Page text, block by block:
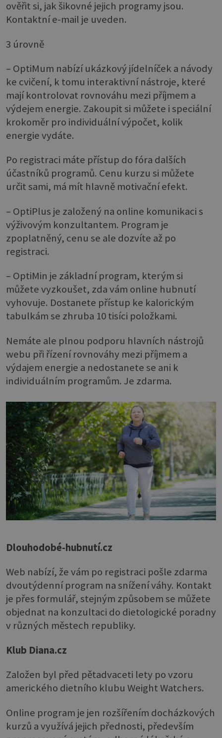
ověřit si, jak šikovné jejich programy jsou.
Kontaktní e-mail je uveden.
3 úrovně
– OptiMum nabízí ukázkový jídelníček a návody
ke cvičení, k tomu interaktivní nástroje, které
mají kontrolovat rovnováhu mezi příjmem a
výdejem energie. Zakoupit si můžete i speciální
krokoměr pro individuální výpočet, kolik
energie vydáte.
Po registraci máte přístup do fóra dalších
účastníků programů. Cenu kurzu si můžete
určit sami, má mít hlavně motivační efekt.
– OptiPlus je založený na online komunikaci s
výživovým konzultantem. Program je
zpoplatněný, cenu se ale dozvíte až po
registraci.
– OptiMin je základní program, kterým si
můžete vyzkoušet, zda vám online hubnutí
vyhovuje. Dostanete přístup ke kalorickým
tabulkám se zhruba 10 tisíci položkami.
Nemáte ale plnou podporu hlavních nástrojů
webu při řízení rovnováhy mezi příjmem a
výdajem energie a nedostanete se ani k
individuálním programům. Je zdarma.
Dlouhodobé-hubnutí.cz
Web nabízí, že vám po registraci pošle zdarma
dvoutýdenní program na snížení váhy. Kontakt
je přes formulář, stejným způsobem se můžete
objednat na konzultaci do dietologické poradny
v různých městech republiky.
Klub Diana.cz
Založen byl před pětadvaceti lety po vzoru
amerického dietního klubu Weight Watchers.
Online program je jen rozšířením docházkových
kurzů a využívá jejich přednosti, především